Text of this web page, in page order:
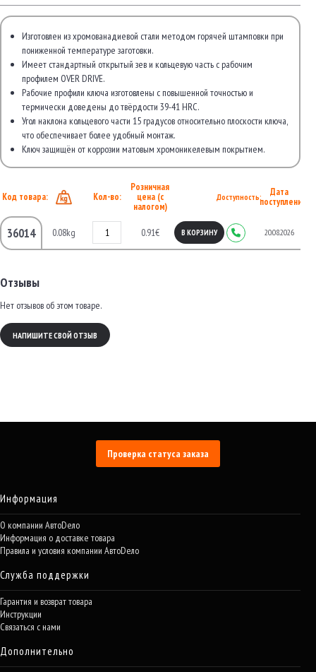
Изготовлен из хромованадиевой стали методом горячей штамповки при
пониженной температуре заготовки.
Имеет стандартный открытый зев и кольцевую часть с рабочим
профилем OVER DRIVE.
Рабочие профили ключа изготовлены с повышенной точностью и
термически доведены до твёрдости 39-41 HRC.
Угол наклона кольцевого части 15 градусов относительно плоскости ключа,
что обеспечивает более удобный монтаж.
Ключ защищён от коррозии матовым хромоникелевым покрытием.
Код товара: Кол-во:
Розничная
цена (с
налогом)
Доступность:
Дата
поступления
36014 0.08kg 0.91€ В КОРЗИНУ 20.08.2026
Отзывы
Нет отзывов об этом товаре.
НАПИШИТЕ СВОЙ ОТЗЫВ
Проверка статуса заказа
Информация
О компании АвтоDело
Информация о доставке товара
Правила и условия компании АвтоDело
Служба поддержки
Гарантия и возврат товара
Инструкции
Связаться с нами
Дополнительно